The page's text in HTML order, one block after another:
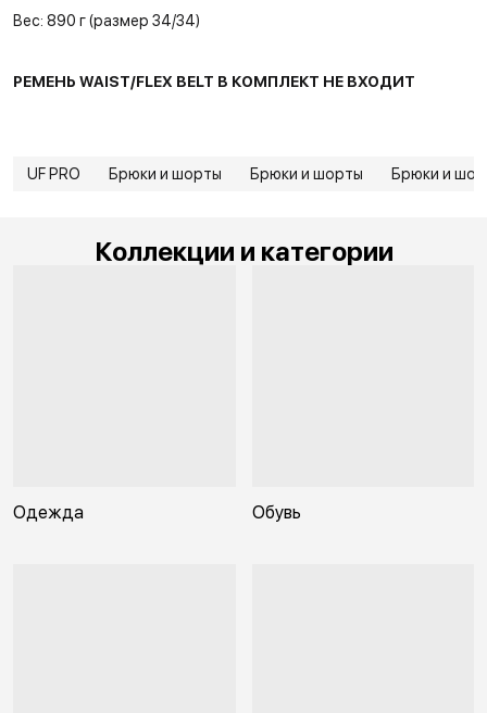
Вес: 890 г (размер 34/34)
РЕМЕНЬ WAIST/FLEX BELT В КОМПЛЕКТ НЕ ВХОДИТ
UF PRO Брюки и шорты Брюки и шорты Брюки и
Коллекции и категории
Одежда Обувь